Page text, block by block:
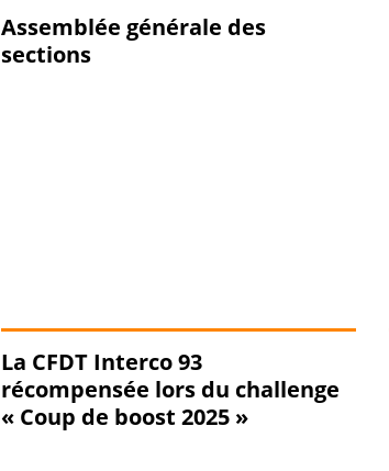
Assemblée générale des
sections
La CFDT Interco 93
récompensée lors du challenge
« Coup de boost 2025 »